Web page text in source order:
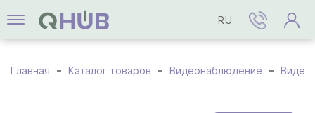
RU
Главная Каталог товаров Видеонаблюдение